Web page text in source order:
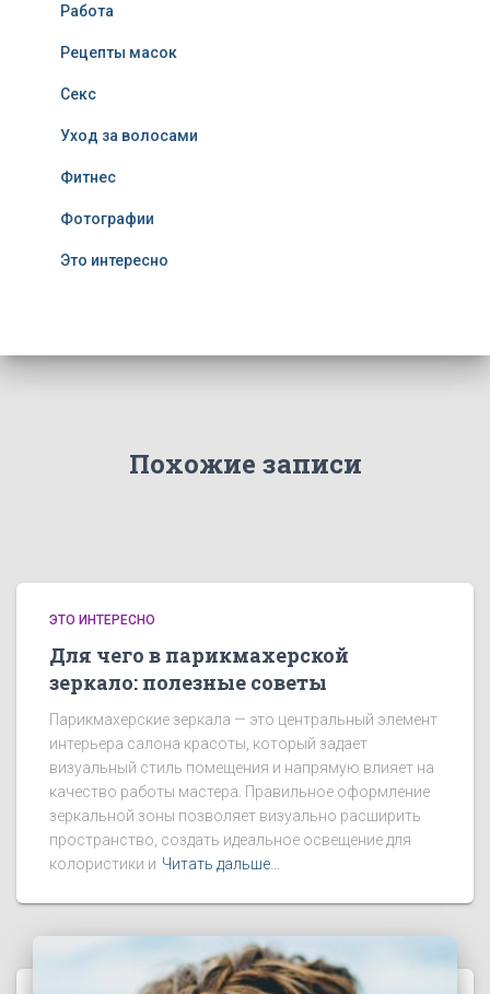
Работа
Рецепты масок
Секс
Уход за волосами
Фитнес
Фотографии
Это интересно
Похожие записи
ЭТО ИНТЕРЕСНО
Для чего в парикмахерской
зеркало: полезные советы
Парикмахерские зеркала — это центральный элемент
интерьера салона красоты, который задает
визуальный стиль помещения и напрямую влияет на
качество работы мастера. Правильное оформление
зеркальной зоны позволяет визуально расширить
пространство, создать идеальное освещение для
колористики и Читать дальше…